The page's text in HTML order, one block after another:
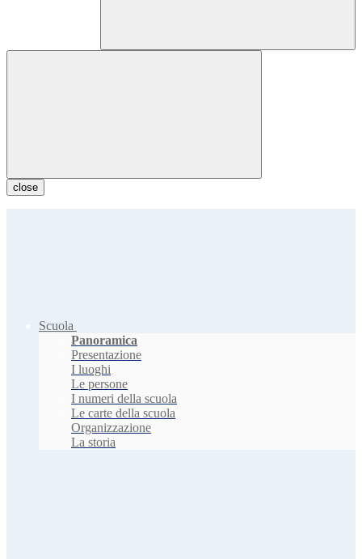
close
Scuola
Panoramica
Presentazione
I luoghi
Le persone
I numeri della scuola
Le carte della scuola
Organizzazione
La storia